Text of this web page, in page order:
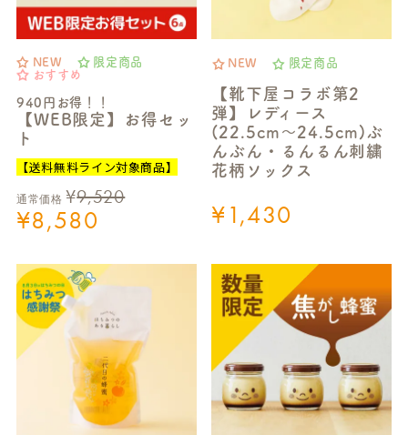
NEW
限定商品
おすすめ
940円お得！！
【WEB限定】お得セッ
ト
【送料無料ライン対象商品】
通常価格 ¥9,520
¥8,580
NEW 限定商品
【靴下屋コラボ第2
弾】レディース
(22.5cm～24.5cm)ぶ
んぶん・るんるん刺繍
花柄ソックス
¥1,430